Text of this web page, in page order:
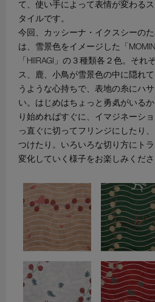
て、使い手によって表情が変わる
タイルです。
今回、カッシーナ・イクスシーの
は、雪景色をイメージした「
「HIIRAGI」の３種類各２色。それ
ス、鹿、小鳥が雪景色の中に隠れ
うような心持ちで、表地の糸にハ
い。はじめはちょっと勇気がいる
り始めればすぐに、イマジネーシ
っ直ぐに切ってフリンジにしたり
つけたり。いろいろな切り方にト
変化していく様子をお楽しみくださ